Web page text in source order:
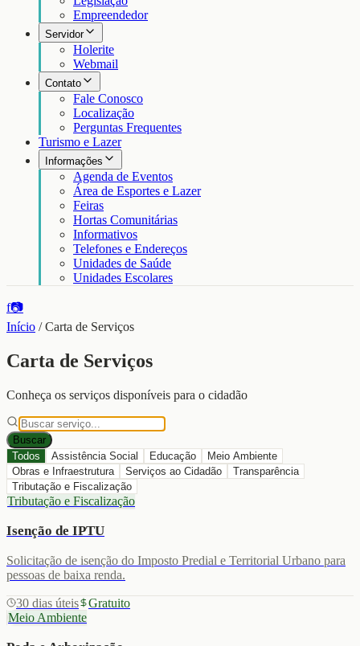
Empreendedor
Servidor
Holerite
Webmail
Contato
Fale Conosco
Localização
Perguntas Frequentes
Turismo e Lazer
Informações
Agenda de Eventos
Área de Esportes e Lazer
Feiras
Hortas Comunitárias
Informativos
Telefones e Endereços
Unidades de Saúde
Unidades Escolares
f📷
Início /Carta de Serviços
Carta de Serviços
Conheça os serviços disponíveis para o cidadão
Buscar
Todos
Assistência Social Educação
Meio Ambiente
Obras e Infraestrutura
Serviços ao Cidadão
Transparência
Tributação e Fiscalização
Tributação e Fiscalização
Isenção de IPTU
Solicitação de isenção do Imposto Predial e Territorial Urbano para
pessoas de baixa renda.
30 dias úteis
Gratuito
Meio Ambiente